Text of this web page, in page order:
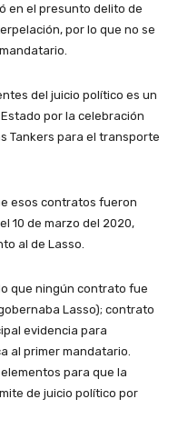
en el presunto delito de
por lo que no se
del juicio político es un
por la celebración
Tankers para el transporte
esos contratos fueron
10 de marzo del 2020,
al de Lasso.
que ningún contrato fue
Lasso); contrato
evidencia para
al primer mandatario.
para que la
de juicio político por